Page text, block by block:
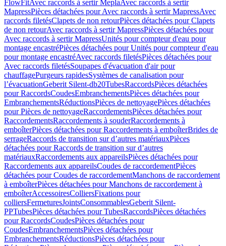
FlowFitAvec raccords à sertir MeplaAvec raccords à sertir
MapressPièces détachées pour Avec raccords à sertir MapressAvec
raccords filetésClapets de non retourPièces détachées pour Clapets
de non retourAvec raccords à sertir MapressPièces détachées pour
Avec raccords à sertir MapressUnités pour compteur d'eau pour
montage encastréPièces détachées pour Unités pour compteur d'eau
pour montage encastréAvec raccords filetésPièces détachées pour
Avec raccords filetésSoupapes d'évacuation d'air pour
chauffagePurgeurs rapidesSystèmes de canalisation pour
l’évacuationGeberit Silent-db20TubesRaccordsPièces détachées
pour RaccordsCoudesEmbranchementsPièces détachées pour
EmbranchementsRéductionsPièces de nettoyagePièces détachées
pour Pièces de nettoyageRaccordementsPièces détachées pour
RaccordementsRaccordements à souderRaccordements à
emboîterPièces détachées pour Raccordements à emboîterBrides de
serrageRaccords de transition sur d’autres matériauxPièces
détachées pour Raccords de transition sur d’autres
matériauxRaccordements aux appareilsPièces détachées pour
Raccordements aux appareilsCoudes de raccordementPièces
détachées pour Coudes de raccordementManchons de raccordement
à emboîterPièces détachées pour Manchons de raccordement à
emboîterAccessoiresColliersFixations pour
colliersFermeturesJointsConsommablesGeberit Silent-
PPTubesPièces détachées pour TubesRaccordsPièces détachées
pour RaccordsCoudesPièces détachées pour
CoudesEmbranchementsPièces détachées pour
EmbranchementsRéductionsPièces détachées pour